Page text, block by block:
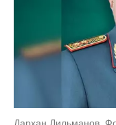
Дархан Дильманов.